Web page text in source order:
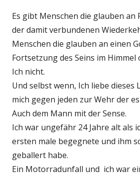
Es gibt Menschen die glauben an
der damit verbundenen
Menschen die glauben an einen
Fortsetzung des Seins im Himmel
Ich nicht.
Und selbst wenn, Ich liebe dieses
mich gegen jeden zur Wehr der
Auch dem Mann mit der Sense.
Ich war ungefähr 24 Jahre alt als
ersten male begegnete und ihm
geballert habe.
Ein Motorradunfall und ich war